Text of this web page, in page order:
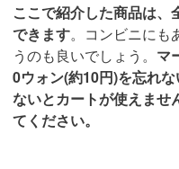
ここで紹介した商品は、
できます。コンビニにも
うのも良いでしょう。 マ
0ウォン(約10円)を忘れ
ないとカートが使えませ
てください。